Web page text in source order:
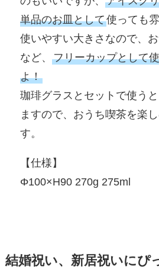
単品のお皿として使っても
使いやすい大きさなので、
など、フリーカップとして
よ！
珈琲グラスとセットで使う
ますので、おうち喫茶を楽
す。
【仕様】
Φ100×H90 270g 275ml
結婚祝い、 新居祝いにぴ